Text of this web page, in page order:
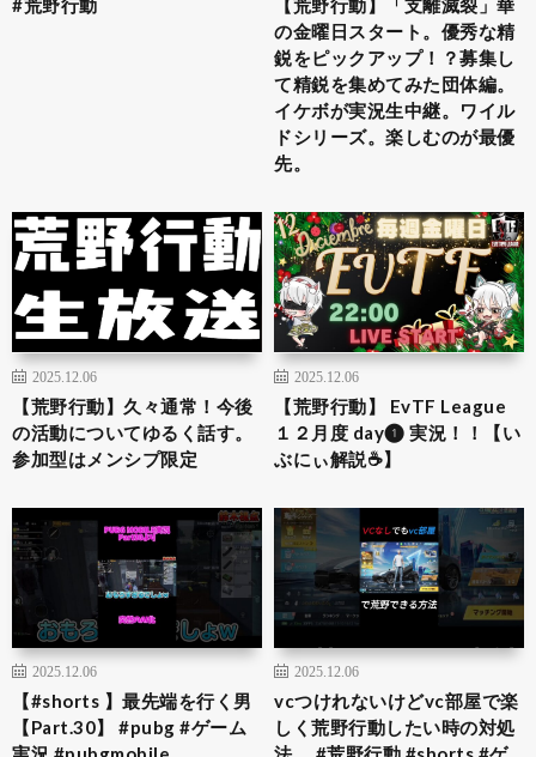
#荒野行動
【荒野行動】「支離滅裂」華
の金曜日スタート。優秀な精
鋭をピックアップ！？募集し
て精鋭を集めてみた団体編。
イケボが実況生中継。ワイル
ドシリーズ。楽しむのが最優
先。
2025.12.06
【荒野行動】久々通常！今後
の活動についてゆるく話す。
参加型はメンシプ限定
2025.12.06
【荒野行動】 EvTF League
１２月度 day❶ 実況！！【い
ぶにぃ解説☕️】
2025.12.06
【#shorts 】最先端を行く男
【Part.30】 #pubg #ゲーム
2025.12.06
vcつけれないけどvc部屋で楽
しく荒野行動したい時の対処